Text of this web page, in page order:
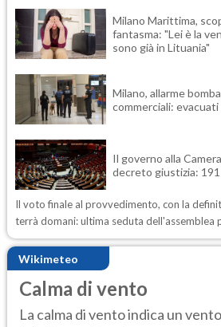
Milano Marittima,
fantasma: "Lei è la
sono già in Lituania"
Milano, allarme
commerciali:
Il governo alla
decreto giustizia: 191
Il voto finale al provvedimento, con la
terrà domani: ultima seduta dell'assemblea
Wikimeteo
Calma di vento
La calma di vento indica un